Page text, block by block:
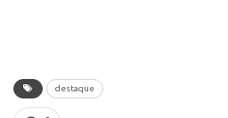
destaque